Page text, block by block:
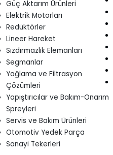
Güç Aktarım Ürünleri
Elektrik Motorları
Redüktörler
Lineer Hareket
Sızdırmazlık Elemanları
Segmanlar
Yağlama ve Filtrasyon
Çözümleri
Yapıştırıcılar ve Bakım-Onarım
Spreyleri
Servis ve Bakım Ürünleri
Otomotiv Yedek Parça
Sanayi Tekerleri